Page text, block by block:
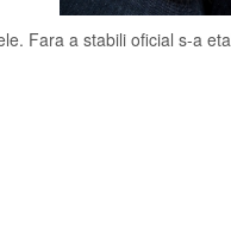
Fara a stabili oficial s-a